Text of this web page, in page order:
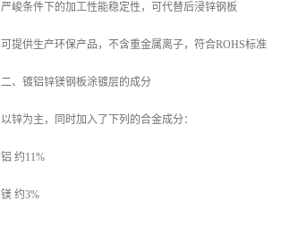
严峻条件下的加工性能稳定性，可代替后浸锌钢板
可提供生产环保产品，不含重金属离子，符合ROHS标准
二、镀铝锌镁钢板涂镀层的成分
以锌为主，同时加入了下列的合金成分：
铝 约11%
镁 约3%